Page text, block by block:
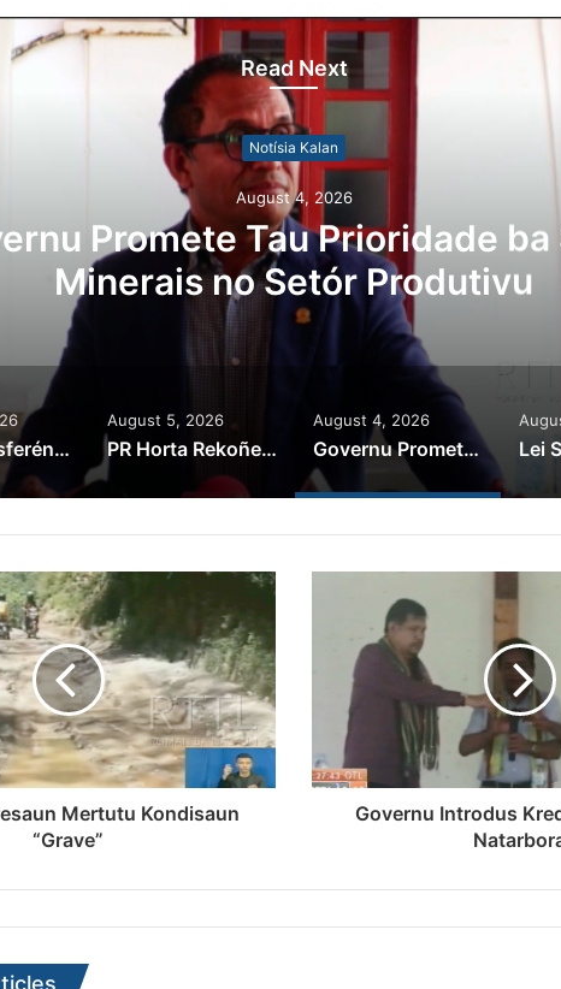
Read Next
Lei Siberseguransa
Kaptura Autór
Kazu Transferénsia Osan Millaun 42 Husi Singapura, Advogadu Sei Halo Rekursu
August 5, 2026
PR Horta Rekoñese Timoroan Sira Iha Diáspora Nia Kontribuisaun
August 4, 2026
Governu Promete Tau Prioridade ba Setór Minerais no Setór Produtivu
Mertutu Kondisaun
“Grave”
Governu Introdus